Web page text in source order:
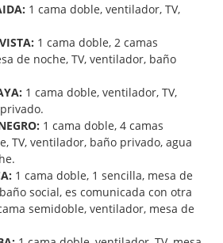
1 cama doble, ventilador, TV,
1 cama doble, 2 camas
de noche, TV, ventilador, baño
1 cama doble, ventilador, TV,
1 cama doble, 4 camas
TV, ventilador, baño privado, agua
1 cama doble, 1 sencilla, mesa de
social, es comunicada con otra
semidoble, ventilador, mesa de